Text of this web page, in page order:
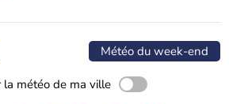
Météo du week-end
la météo de ma ville